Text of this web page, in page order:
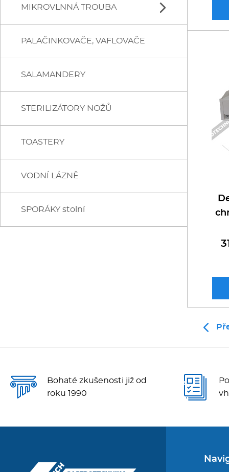
RM GASTRO
OHŘÍVAČE UZENIN
MIKROVLNNÁ TROUBA
PANASONIC
PALAČINKOVAČE, VAFLOVAČE
SALAMANDERY
STERILIZÁTORY NOŽŮ
TOASTERY
VODNÍ LÁZNĚ
SPORÁKY stolní
Bohaté zkušenosti již od
roku 1990